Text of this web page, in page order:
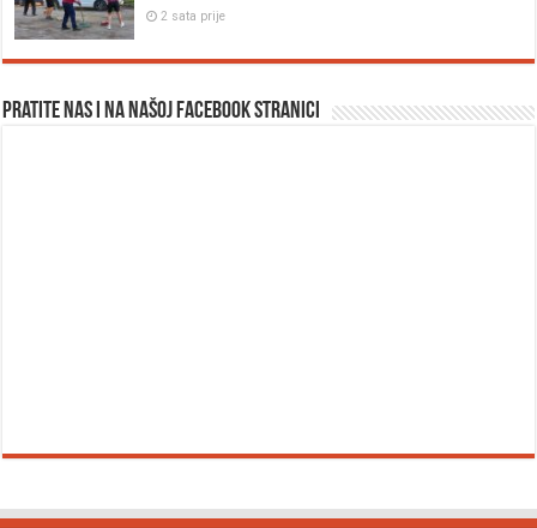
2 sata prije
Pratite nas i na našoj facebook stranici